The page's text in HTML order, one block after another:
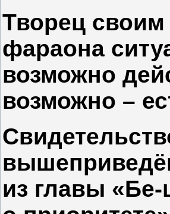
Творец
фараона
возможно
возможно –
из главы